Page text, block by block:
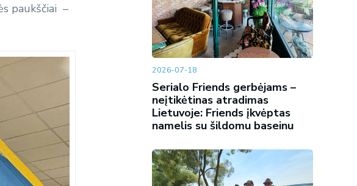
paukščiai –
2026-07-18
Serialo Friends gerbėjams –
neįtikėtinas atradimas
Lietuvoje: Friends įkvėptas
namelis su šildomu baseinu